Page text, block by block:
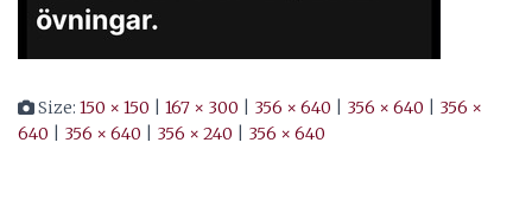
Size: 150 × 150 167 × 300 356 × 640 356 × 640
356 ×
640
356 × 640 356 × 240 356 × 640